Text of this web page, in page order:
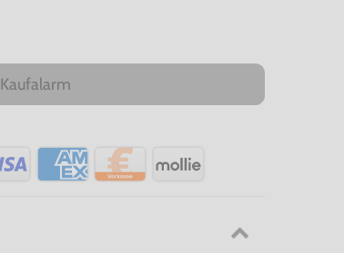
Kaufalarm